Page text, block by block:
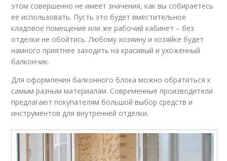
этом совершенно не имеет значения, как вы собираетесь
ее использовать. Пусть это будет вместительное
кладовое помещение или же рабочий кабинет – без
отделки не обойтись. Любому хозяину и хозяйке будет
намного приятнее заходить на красивый и ухоженный
балкончик.
Для оформления балконного блока можно обратиться к
самым разным материалам. Современные производители
предлагают покупателям большой выбор средств и
инструментов для внутренней отделки.